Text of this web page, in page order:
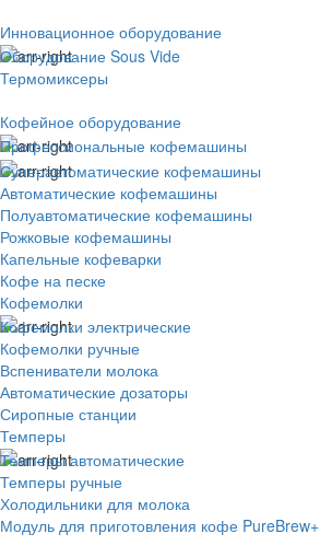
Инновационное оборудование
Оборудование Sous Vide
Термомиксеры
Кофейное оборудование
Профессиональные кофемашины
Суперавтоматические кофемашины
Автоматические кофемашины
Полуавтоматические кофемашины
Рожковые кофемашины
Капельные кофеварки
Кофе на песке
Кофемолки
Кофемолки электрические
Кофемолки ручные
Вспениватели молока
Автоматические дозаторы
Сиропные станции
Темперы
Темперы автоматические
Темперы ручные
Холодильники для молока
Модуль для приготовления кофе PureBrew+